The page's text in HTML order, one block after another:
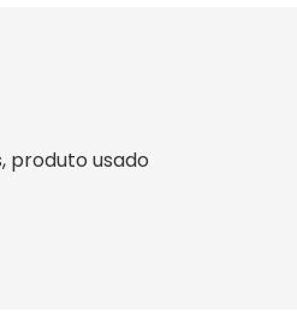
produto usado